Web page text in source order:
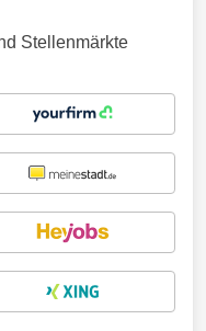
Stellenmärkte